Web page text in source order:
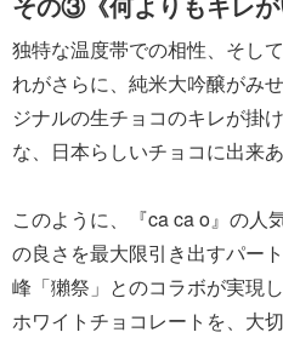
独特な温度帯での相性、そし
れがさらに、純米大吟醸がみ
ジナルの生チョコのキレが掛
な、日本らしいチョコに出来あ
このように、『ca ca o』の人
の良さを最大限引き出すパー
峰「獺祭」とのコラボが実現
ホワイトチョコレートを、大